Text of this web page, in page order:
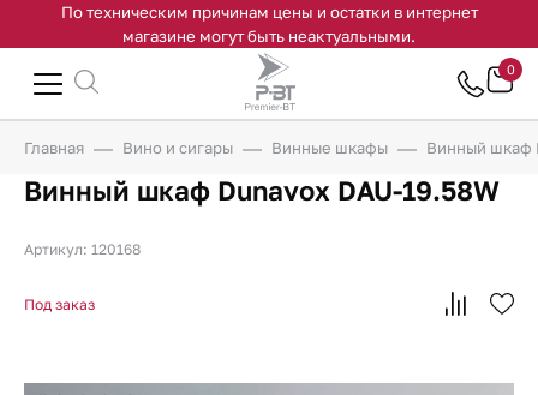
По техническим причинам цены и остатки в интернет
магазине могут быть неактуальными.
0
Главная Вино и сигары Винные шкафы Винный шкаф
Винный шкаф Dunavox DAU-19.58W
Артикул: 120168
Под заказ